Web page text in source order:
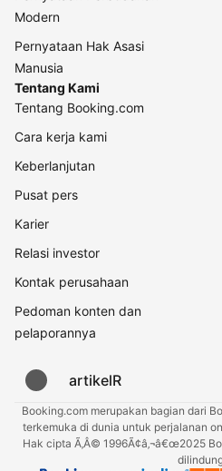
Modern
Pernyataan Hak Asasi
Manusia
Tentang Kami
Tentang Booking.com
Cara kerja kami
Keberlanjutan
Pusat pers
Karier
Relasi investor
Kontak perusahaan
Pedoman konten dan
pelaporannya
artikelR
Booking.com merupakan bagian dari
terkemuka di dunia untuk perjalanan
Hak cipta Ã‚Â© 1996Ã¢â‚¬â€œ2025